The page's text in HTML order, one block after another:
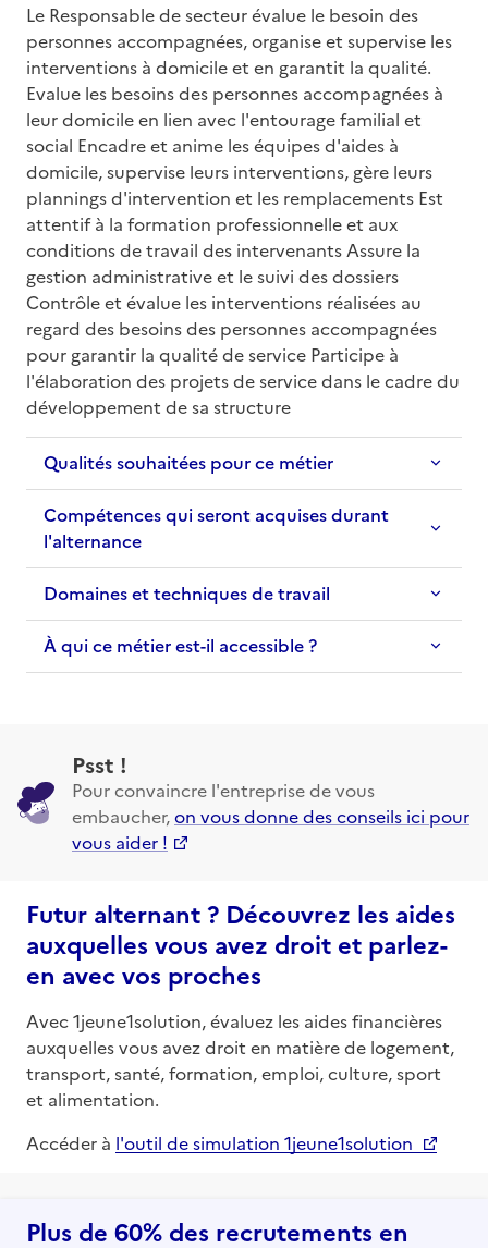
Le Responsable de secteur évalue le besoin des
personnes accompagnées, organise et supervise les
interventions à domicile et en garantit la qualité.
Evalue les besoins des personnes accompagnées à
leur domicile en lien avec l'entourage familial et
social Encadre et anime les équipes d'aides à
domicile, supervise leurs interventions, gère leurs
plannings d'intervention et les remplacements Est
attentif à la formation professionnelle et aux
conditions de travail des intervenants Assure la
gestion administrative et le suivi des dossiers
Contrôle et évalue les interventions réalisées au
regard des besoins des personnes accompagnées
pour garantir la qualité de service Participe à
l'élaboration des projets de service dans le cadre du
développement de sa structure
Qualités souhaitées pour ce métier
Compétences qui seront acquises durant
l'alternance
Domaines et techniques de travail
À qui ce métier est-il accessible ?
Psst !
Pour convaincre l'entreprise de vous
embaucher,on vous donne des conseils ici pour
vous aider !
Futur alternant ? Découvrez les aides
auxquelles vous avez droit et parlez-
en avec vos proches
Avec 1jeune1solution, évaluez les aides financières
auxquelles vous avez droit en matière de logement,
transport, santé, formation, emploi, culture, sport
et alimentation.
Accéder à l'outil de simulation 1jeune1solution
Plus de 60% des recrutements en